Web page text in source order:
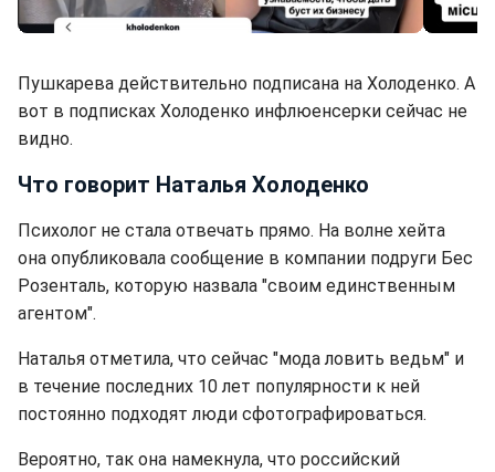
Пушкарева действительно подписана на Холоденко. А
вот в подписках Холоденко инфлюенсерки сейчас не
видно.
Что говорит Наталья Холоденко
Психолог не стала отвечать прямо. На волне хейта
она опубликовала сообщение в компании подруги Бес
Розенталь, которую назвала "своим единственным
агентом".
Наталья отметила, что сейчас "мода ловить ведьм" и
в течение последних 10 лет популярности к ней
постоянно подходят люди сфотографироваться.
Вероятно, так она намекнула, что российский